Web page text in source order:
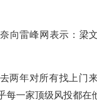
向雷峰网表示：梁
两年对所有找上
每一家顶级风投都